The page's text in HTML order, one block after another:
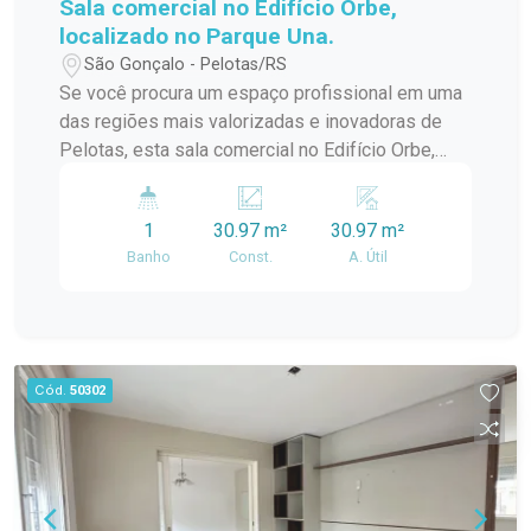
Sala comercial no Edifício Orbe,
localizado no Parque Una.
São Gonçalo - Pelotas/RS
Se você procura um espaço profissional em uma
das regiões mais valorizadas e inovadoras de
Pelotas, esta sala comercial no Edifício Orbe,
imóvel reúne modernidade, excelente iluminação
natural e versatilidade, proporcionando o
ambiente perfeito para empresas que desejam
1
Banho
30.97 m²
Const.
30.97 m²
A. Útil
Cód. 50302